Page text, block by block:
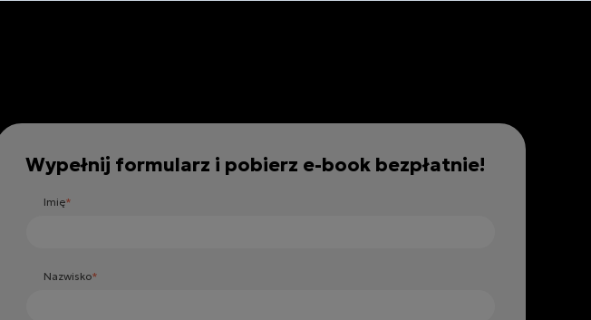
Wypełnij formularz i pobierz e-book bezpłatnie!
Imię*
Nazwisko*